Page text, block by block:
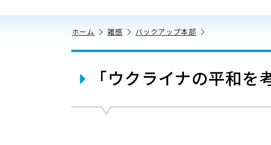
ホーム 雑感 バックアップ本部
「ウクライナの平和